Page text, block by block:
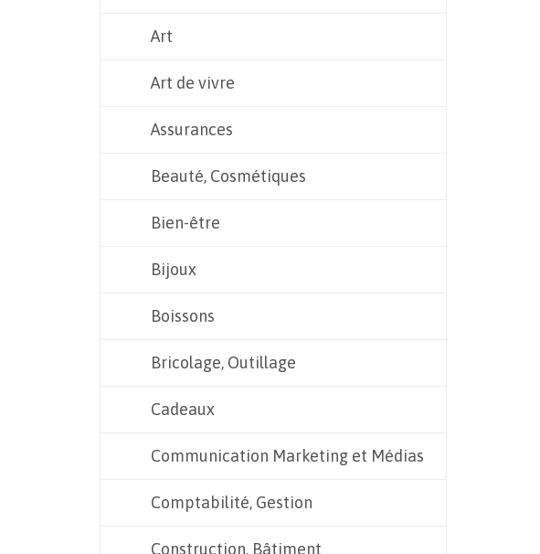
Art
Art de vivre
Assurances
Beauté, Cosmétiques
Bien-être
Bijoux
Boissons
Bricolage, Outillage
Cadeaux
Communication Marketing et Médias
Comptabilité, Gestion
Construction, Bâtiment